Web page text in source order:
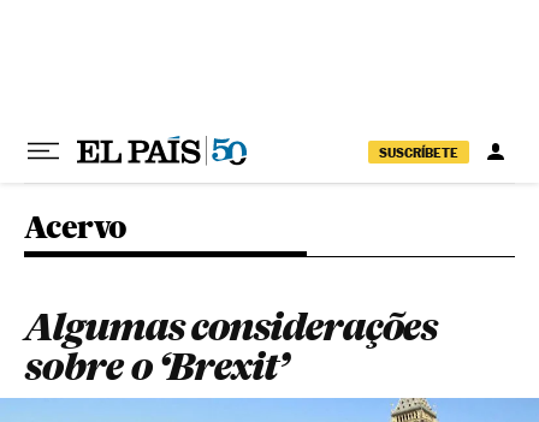
SUSCRÍBETE
Acervo
Algumas considerações
sobre o ‘Brexit’